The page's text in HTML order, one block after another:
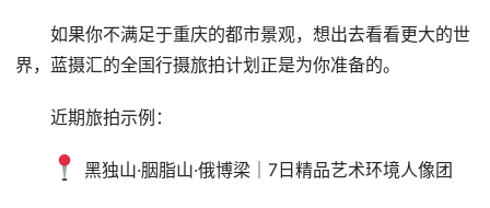
如果你不满足于重庆的都市景观，想出去看看更大的世
界，蓝摄汇的全国行摄旅拍计划正是为你准备的。
近期旅拍示例：
黑独山·胭脂山·俄博梁｜7日精品艺术环境人像团